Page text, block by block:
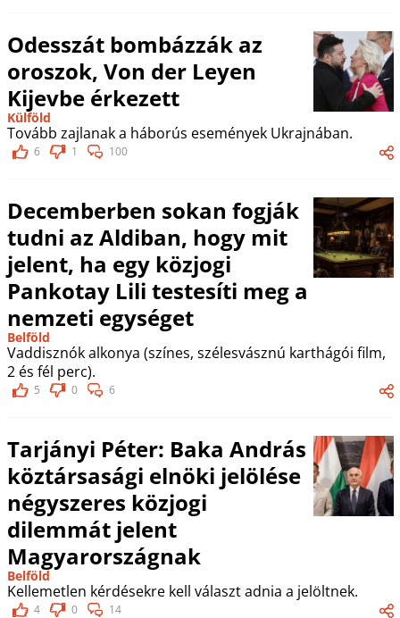
Odesszát bombázzák az
oroszok, Von der Leyen
Kijevbe érkezett
Külföld
Tovább zajlanak a háborús események Ukrajnában.
6 1 100
Decemberben sokan fogják
tudni az Aldiban, hogy mit
jelent, ha egy közjogi
Pankotay Lili testesíti meg a
nemzeti egységet
Belföld
Vaddisznók alkonya (színes, szélesvásznú karthágói film,
2 és fél perc).
5 0 6
Tarjányi Péter: Baka András
köztársasági elnöki jelölése
négyszeres közjogi
dilemmát jelent
Magyarországnak
Belföld
Kellemetlen kérdésekre kell választ adnia a jelöltnek.
4 0 14